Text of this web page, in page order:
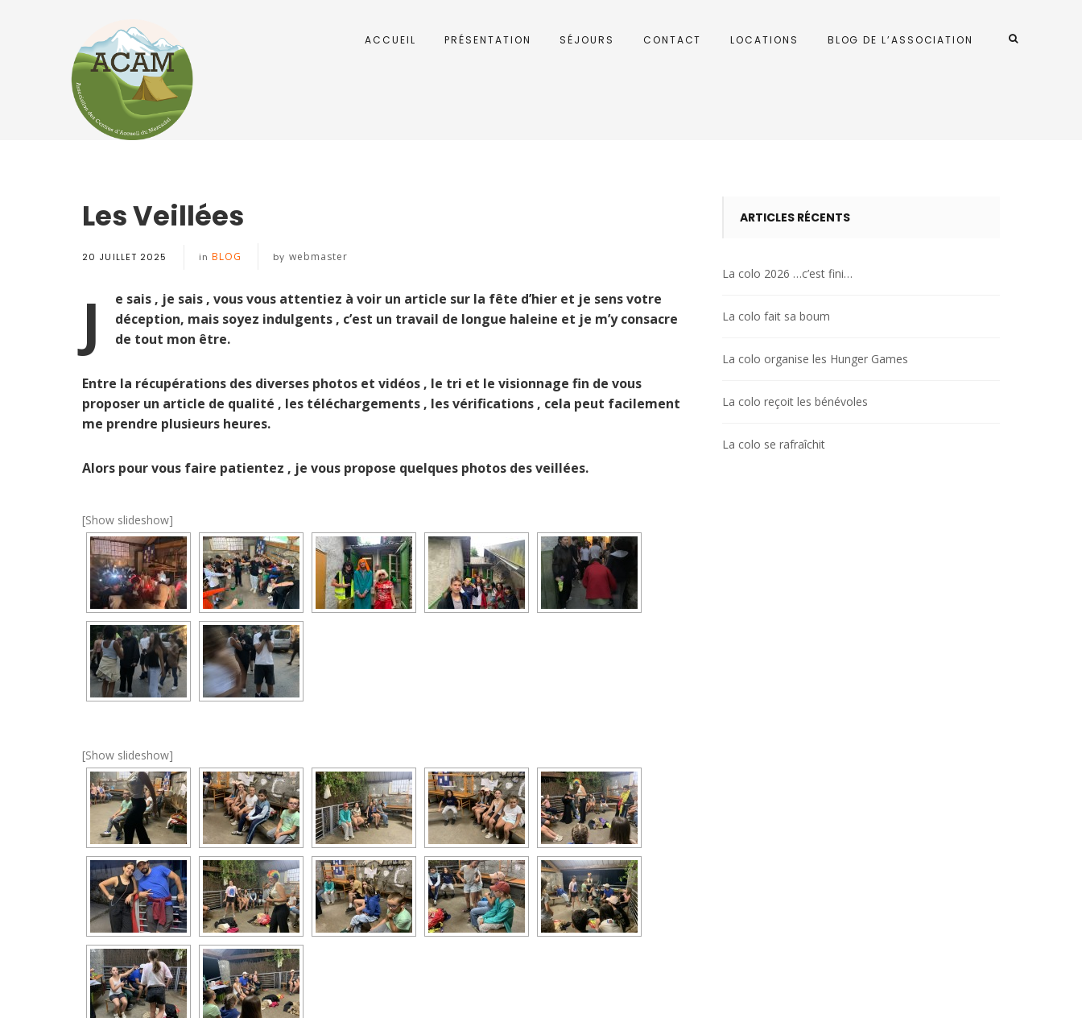
ACCUEIL PRÉSENTATION SÉJOURS CONTACT LOCATIONS BLOG DE L’ASSOCIATION
Les Veillées
20 JUILLET 2025 in BLOG by webmaster
J
e sais , je sais , vous vous attentiez à voir un article sur la fête d’hier et je sens votre
déception, mais soyez indulgents , c’est un travail de longue haleine et je m’y consacre
de tout mon être.
Entre la récupérations des diverses photos et vidéos , le tri et le visionnage fin de vous
proposer un article de qualité , les téléchargements , les vérifications , cela peut facilement
me prendre plusieurs heures.
Alors pour vous faire patientez , je vous propose quelques photos des veillées.
[Show slideshow]
[Show slideshow]
ARTICLES RÉCENTS
La colo 2026 …c’est fini…
La colo fait sa boum
La colo organise les Hunger Games
La colo reçoit les bénévoles
La colo se rafraîchit